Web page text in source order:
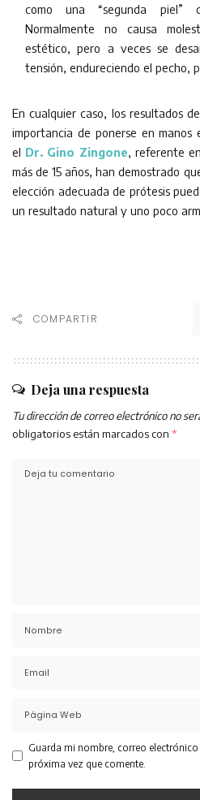
como una “segunda piel”
Normalmente no causa
estético, pero a veces se
tensión, endureciendo el pecho,
En cualquier caso, los resultados
importancia de ponerse en manos
el Dr. Gino Zingone, referente
más de 15 años, han demostrado
elección adecuada de prótesis
un resultado natural y uno poco
COMPARTIR
Deja una respuesta
Tu dirección de correo electrónico no
obligatorios están marcados con *
Guarda mi nombre, correo
próxima vez que comente.